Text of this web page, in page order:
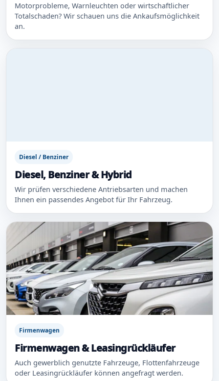
Motorprobleme, Warnleuchten oder wirtschaftlicher
Totalschaden? Wir schauen uns die Ankaufsmöglichkeit
an.
Diesel / Benziner
Diesel, Benziner & Hybrid
Wir prüfen verschiedene Antriebsarten und machen
Ihnen ein passendes Angebot für Ihr Fahrzeug.
Firmenwagen
Firmenwagen & Leasingrückläufer
Auch gewerblich genutzte Fahrzeuge, Flottenfahrzeuge
oder Leasingrückläufer können angefragt werden.